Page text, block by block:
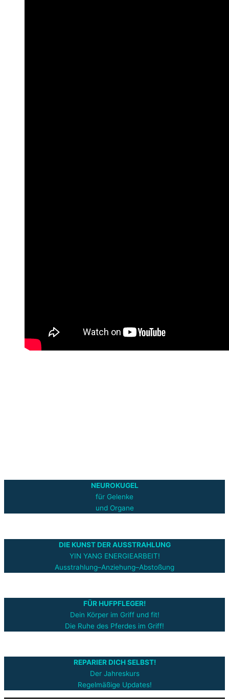
NEUROKUGEL
für Gelenke
und Organe
DIE KUNST DER AUSSTRAHLUNG
YIN YANG ENERGIEARBEIT!
Ausstrahlung–Anziehung–Abstoßung
FÜR HUFPFLEGER!
Dein Körper im Griff und fit!
Die Ruhe des Pferdes im Griff!
REPARIER DICH SELBST!
Der Jahreskurs
Regelmäßige Updates!